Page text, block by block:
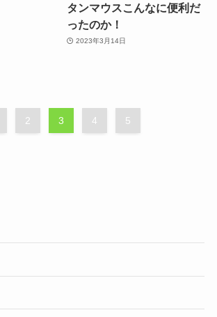
タンマウスこんなに便利だ
ったのか！
2023年3月14日
2 3 4 5